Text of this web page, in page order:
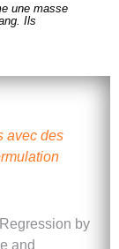
une masse
Ils
avec des
by
and